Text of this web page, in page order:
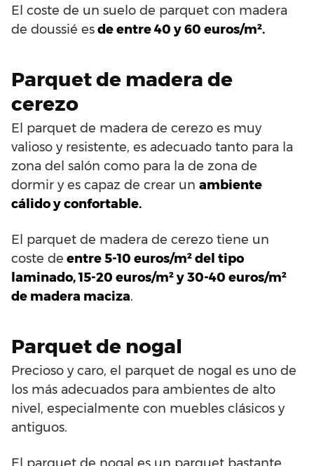
El coste de un suelo de parquet con madera
de doussié esde entre 40 y 60 euros/m².
Parquet de madera de
cerezo
El parquet de madera de cerezo es muy
valioso y resistente, es adecuado tanto para la
zona del salón como para la de zona de
dormir y es capaz de crear un ambiente
cálido y confortable.
El parquet de madera de cerezo tiene un
coste de entre 5-10 euros/m² del tipo
laminado, 15-20 euros/m² y 30-40 euros/m²
de madera maciza.
Parquet de nogal
Precioso y caro, el parquet de nogal es uno de
los más adecuados para ambientes de alto
nivel, especialmente con muebles clásicos y
antiguos.
El parquet de nogal es un parquet bastante